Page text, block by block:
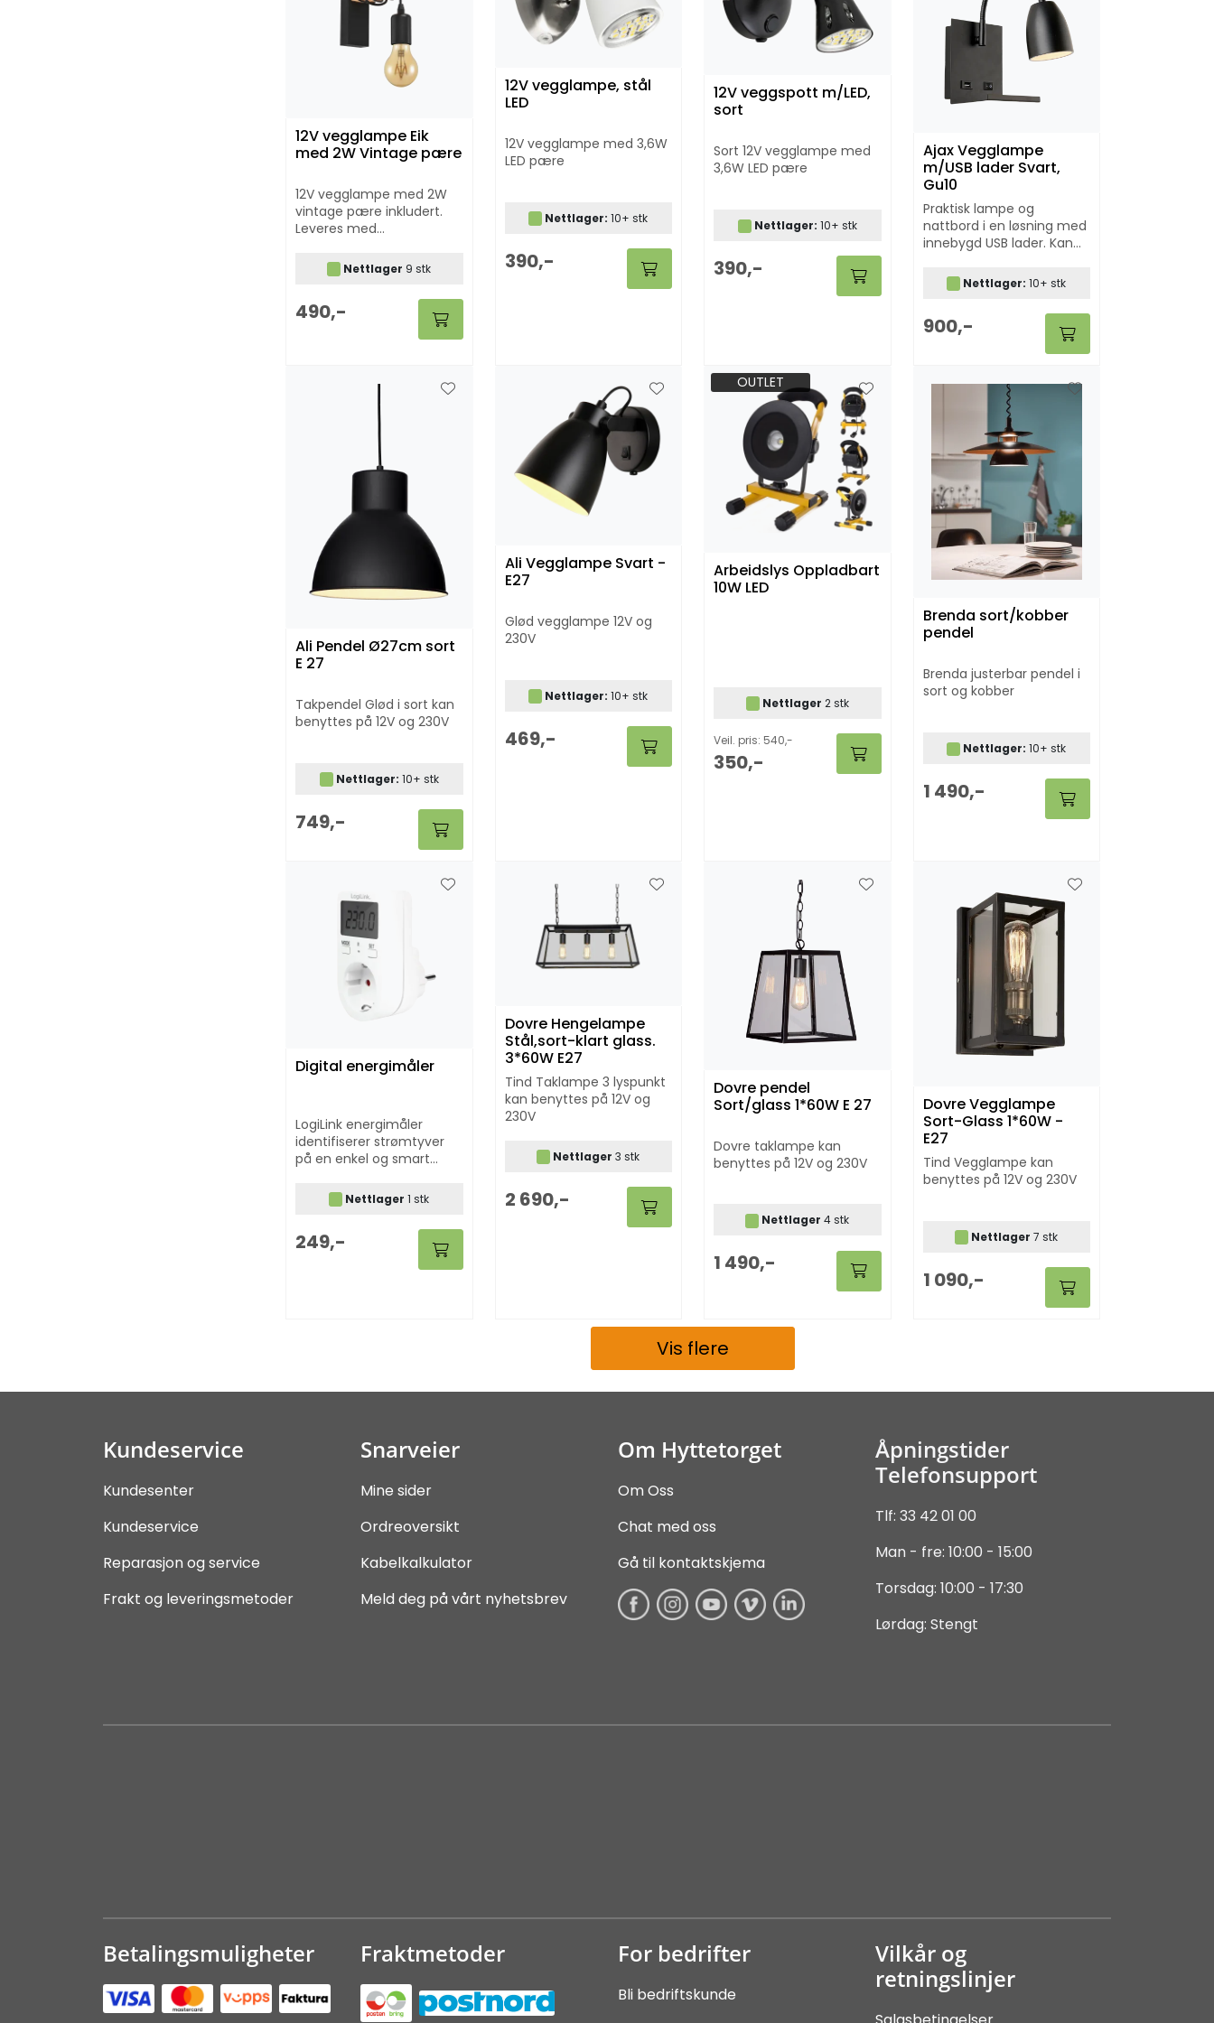
12V vegglampe Eik
med 2W Vintage pære
12V vegglampe med 2W
vintage pære inkludert.
Leveres med
ledning. Nettlager 9 stk
490,-
12V vegglampe, stål
LED
12V vegglampe med 3,6W
LED pære
Nettlager: 10+ stk
390,-
12V veggspott m/LED,
sort
Sort 12V vegglampe med
3,6W LED pære
Nettlager: 10+ stk
390,-
Ajax Vegglampe
m/USB lader Svart,
Gu10
Praktisk lampe og
nattbord i en løsning med
innebygd USB lader. Kan
Nettlager: 10+ stk
900,-
Ali Pendel Ø27cm sort
E 27
Takpendel Glød i sort kan
benyttes på 12V og 230V
Nettlager: 10+ stk
749,-
Ali Vegglampe Svart -
E27
Glød vegglampe 12V og
230V
Nettlager: 10+ stk
469,-
OUTLET
Arbeidslys Oppladbart
10W LED
Nettlager 2 stk
Veil. pris: 540,-
350,-
Brenda sort/kobber
pendel
Brenda justerbar pendel i
sort og kobber
Nettlager: 10+ stk
1 490,-
Digital energimåler
LogiLink energimåler
identifiserer strømtyver
på en enkel og smart
dine trekker av strøm og
hva dette koster deg
Nettlager 1 stk
249,-
Dovre Hengelampe
Stål,sort-klart glass.
3*60W E27
Tind Taklampe 3 lyspunkt
kan benyttes på 12V og
230V
Nettlager 3 stk
2 690,-
Dovre pendel
Sort/glass 1*60W E 27
Dovre taklampe kan
benyttes på 12V og 230V
Nettlager 4 stk
1 490,-
Dovre Vegglampe
Sort-Glass 1*60W -
E27
Tind Vegglampe kan
benyttes på 12V og 230V
Nettlager 7 stk
1 090,-
Vis flere
Kundeservice
Kundesenter
Kundeservice
Reparasjon og service
Frakt og leveringsmetoder
For bedrifter
Bli bedriftskunde
Snarveier
Mine sider
Ordreoversikt
Kabelkalkulator
Meld deg på vårt nyhetsbrev
Om Hyttetorget
Om Oss
Chat med oss
Gå til kontaktskjema
Betalingsmuligheter
Åpningstider
Telefonsupport
Tlf: 33 42 01 00
Man - fre: 10:00 - 15:00
Torsdag: 10:00 - 17:30
Lørdag: Stengt
Fraktmetoder
Vilkår og
retningslinjer